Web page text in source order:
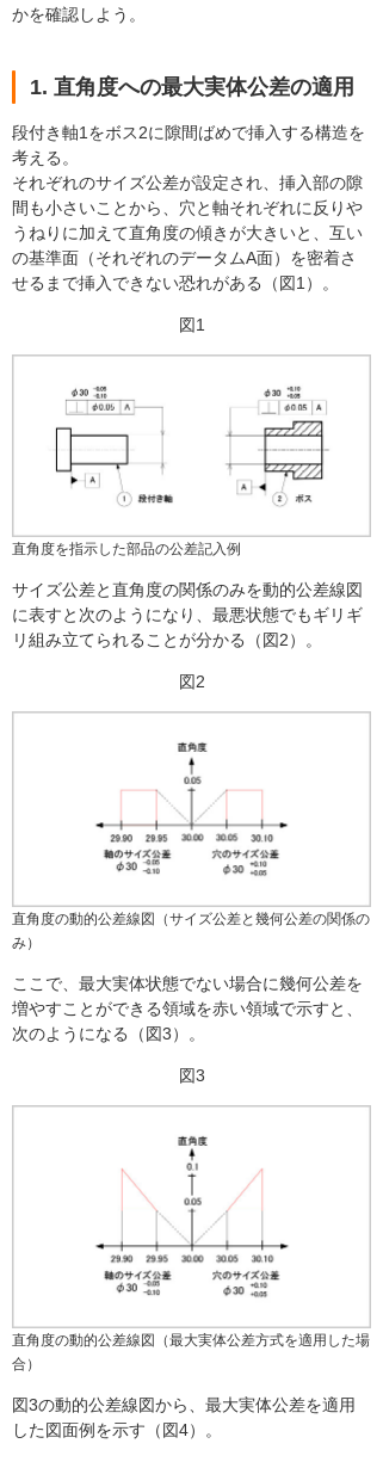
かを確認しよう。
1. 直角度への最大実体公差の適用
段付き軸1をボス2に隙間ばめで挿入する構造を
考える。
それぞれのサイズ公差が設定され、挿入部の隙
間も小さいことから、穴と軸それぞれに反りや
うねりに加えて直角度の傾きが大きいと、互い
の基準面（それぞれのデータムA面）を密着さ
せるまで挿入できない恐れがある（図1）。
図1
直角度を指示した部品の公差記入例
サイズ公差と直角度の関係のみを動的公差線図
に表すと次のようになり、最悪状態でもギリギ
リ組み立てられることが分かる（図2）。
図2
直角度の動的公差線図（サイズ公差と幾何公差の関係の
み）
ここで、最大実体状態でない場合に幾何公差を
増やすことができる領域を赤い領域で示すと、
次のようになる（図3）。
図3
直角度の動的公差線図（最大実体公差方式を適用した場
合）
図3の動的公差線図から、最大実体公差を適用
した図面例を示す（図4）。